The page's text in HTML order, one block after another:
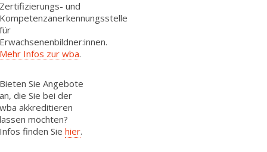
Zertifizierungs- und
Kompetenzanerkennungsstelle
für
Erwachsenenbildner:innen.
Mehr Infos zur wba.
Bieten Sie Angebote
an, die Sie bei der
wba akkreditieren
lassen möchten?
Infos finden Siehier.